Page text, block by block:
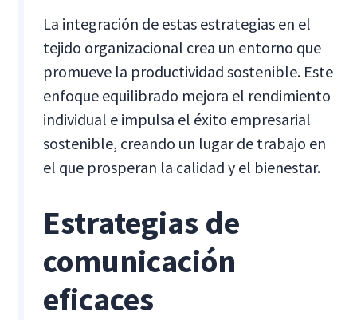
La integración de estas estrategias en el
tejido organizacional crea un entorno que
promueve la productividad sostenible. Este
enfoque equilibrado mejora el rendimiento
individual e impulsa el éxito empresarial
sostenible, creando un lugar de trabajo en
el que prosperan la calidad y el bienestar.
Estrategias de
comunicación
eficaces